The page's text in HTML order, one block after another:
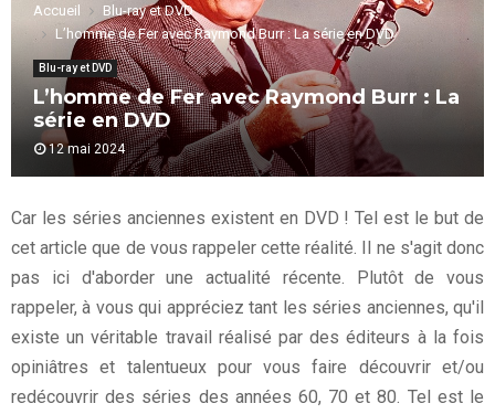
Accueil
Blu-ray et DVD
L’homme de Fer avec Raymond Burr : La série en DVD
Blu-ray et DVD
L’homme de Fer avec Raymond Burr : La
série en DVD
12 mai 2024
Car les séries anciennes existent en DVD ! Tel est le but de
cet article que de vous rappeler cette réalité. Il ne s'agit donc
pas ici d'aborder une actualité récente. Plutôt de vous
rappeler, à vous qui appréciez tant les séries anciennes, qu'il
existe un véritable travail réalisé par des éditeurs à la fois
opiniâtres et talentueux pour vous faire découvrir et/ou
redécouvrir des séries des années 60, 70 et 80. Tel est le